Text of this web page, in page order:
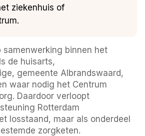
ziekenhuis of
samenwerking binnen het
de huisarts,
gemeente Albrandswaard,
waar nodig het Centrum
Daardoor verloopt
Rotterdam
losstaand, maar als onderdeel
zorgketen.